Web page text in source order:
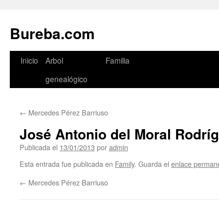
Bureba.com
Saltar
Inicio
Arbol
genealógico
Familia
← Mercedes Pérez Barriuso
José Antonio del Moral
Publicada el 13/01/2013 poradmin
Esta entrada fue publicada en Family. Guarda el enlace
← Mercedes Pérez Barriuso